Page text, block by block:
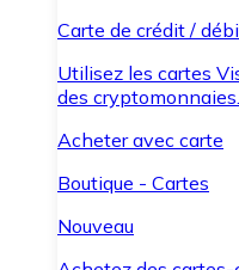
Carte de crédit /
Utilisez les cartes
des
Acheter avec carte
Boutique - Cartes
Nouveau